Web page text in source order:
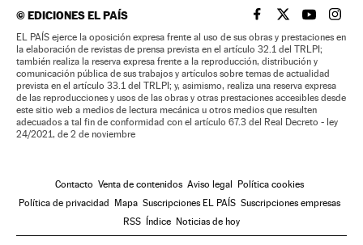
©EDICIONES EL PAÍS EL PAÍS BRASIL EN
EL PAÍSEL PAÍS
EL
EL PAÍS ejerce la oposición expresa frente al uso de sus obras y prestaciones en
la elaboración de revistas de prensa prevista en el artículo 32.1 del TRLPI;
también realiza la reserva expresa frente a la reproducción, distribución y
comunicación pública de sus trabajos y artículos sobre temas de actualidad
prevista en el artículo 33.1 del TRLPI; y, asimismo, realiza una reserva expresa
de las reproducciones y usos de las obras y otras prestaciones accesibles desde
este sitio web a medios de lectura mecánica u otros medios que resulten
adecuados a tal fin de conformidad con el artículo 67.3 del Real Decreto - ley
24/2021, de 2 de noviembre
Contacto Venta de contenidos Aviso legal
Política cookies
Política de privacidad
Mapa Suscripciones EL PAÍS Suscripciones empresas
RSS
Índice Noticias de hoy